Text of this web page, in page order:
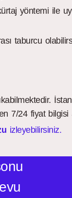
yöntemi ile
taburcu
7/24 fiyat bilgisi
izleyebilirsiniz.